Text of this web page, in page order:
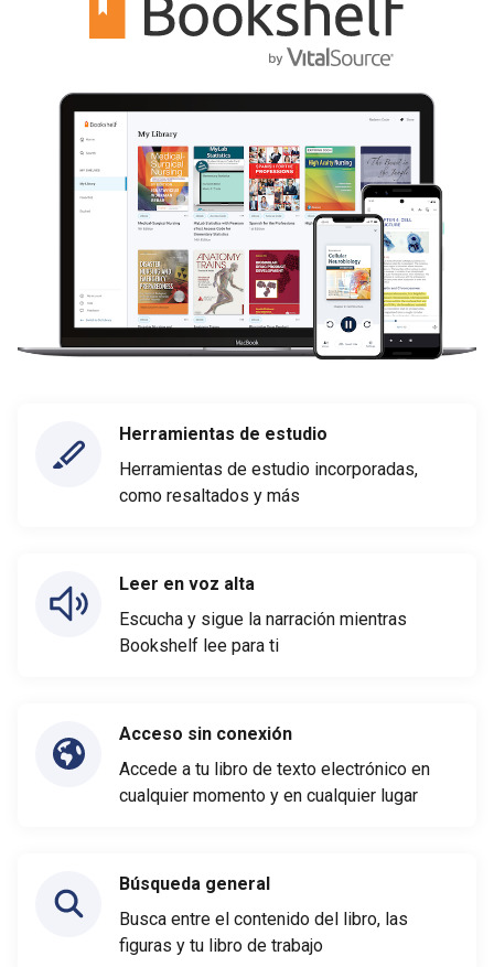
Herramientas de estudio
Herramientas de estudio incorporadas,
como resaltados y más
Leer en voz alta
Escucha y sigue la narración mientras
Bookshelf lee para ti
Acceso sin conexión
Accede a tu libro de texto electrónico en
cualquier momento y en cualquier lugar
Búsqueda general
Busca entre el contenido del libro, las
figuras y tu libro de trabajo